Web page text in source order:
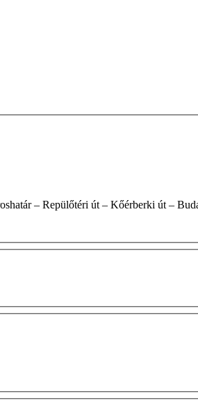
út – Városhatár – Repülőtéri út – Kőérberki út –